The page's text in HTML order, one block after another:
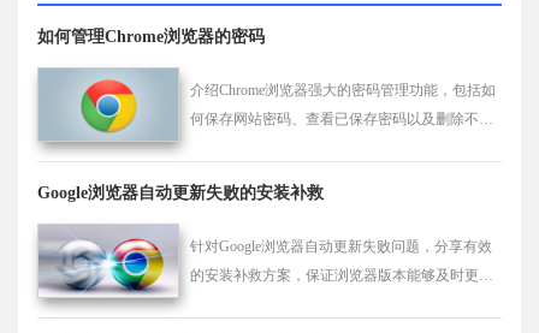
如何管理Chrome浏览器的密码
介绍Chrome浏览器强大的密码管理功能，包括如
何保存网站密码、查看已保存密码以及删除不需
Google浏览器自动更新失败的安装补救
针对Google浏览器自动更新失败问题，分享有效
的安装补救方案，保证浏览器版本能够及时更新